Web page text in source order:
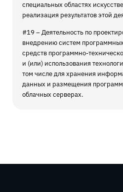
специальных областях
реализация результатов этой
#19 – Деятельность по
внедрению систем
средств программно-
и (или) использования
том числе для хранения
данных и размещения
облачных серверах.